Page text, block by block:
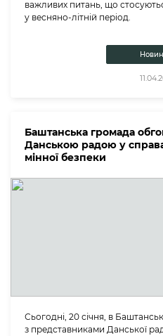
важливих питань, що
у весняно-літній період.
Баштанська громада
Данською радою у
мінної безпеки
Сьогодні, 20 січня, в
з представниками Данської